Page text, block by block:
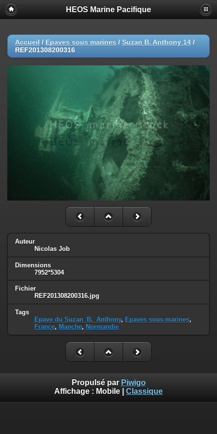
HEOS Marine Pacifique
Accueil / Epaves sous marines / Suzan B. Anthony 14 /
REF201308200316
Auteur
Nicolas Job
Dimensions
7952*5304
Fichier
REF201308200316.jpg
Tags
Epave du Suzan_B._Anthony, Epaves sous-marines,
France, Manche, Normandie
Propulsé par Piwigo
Affichage : Mobile Classique